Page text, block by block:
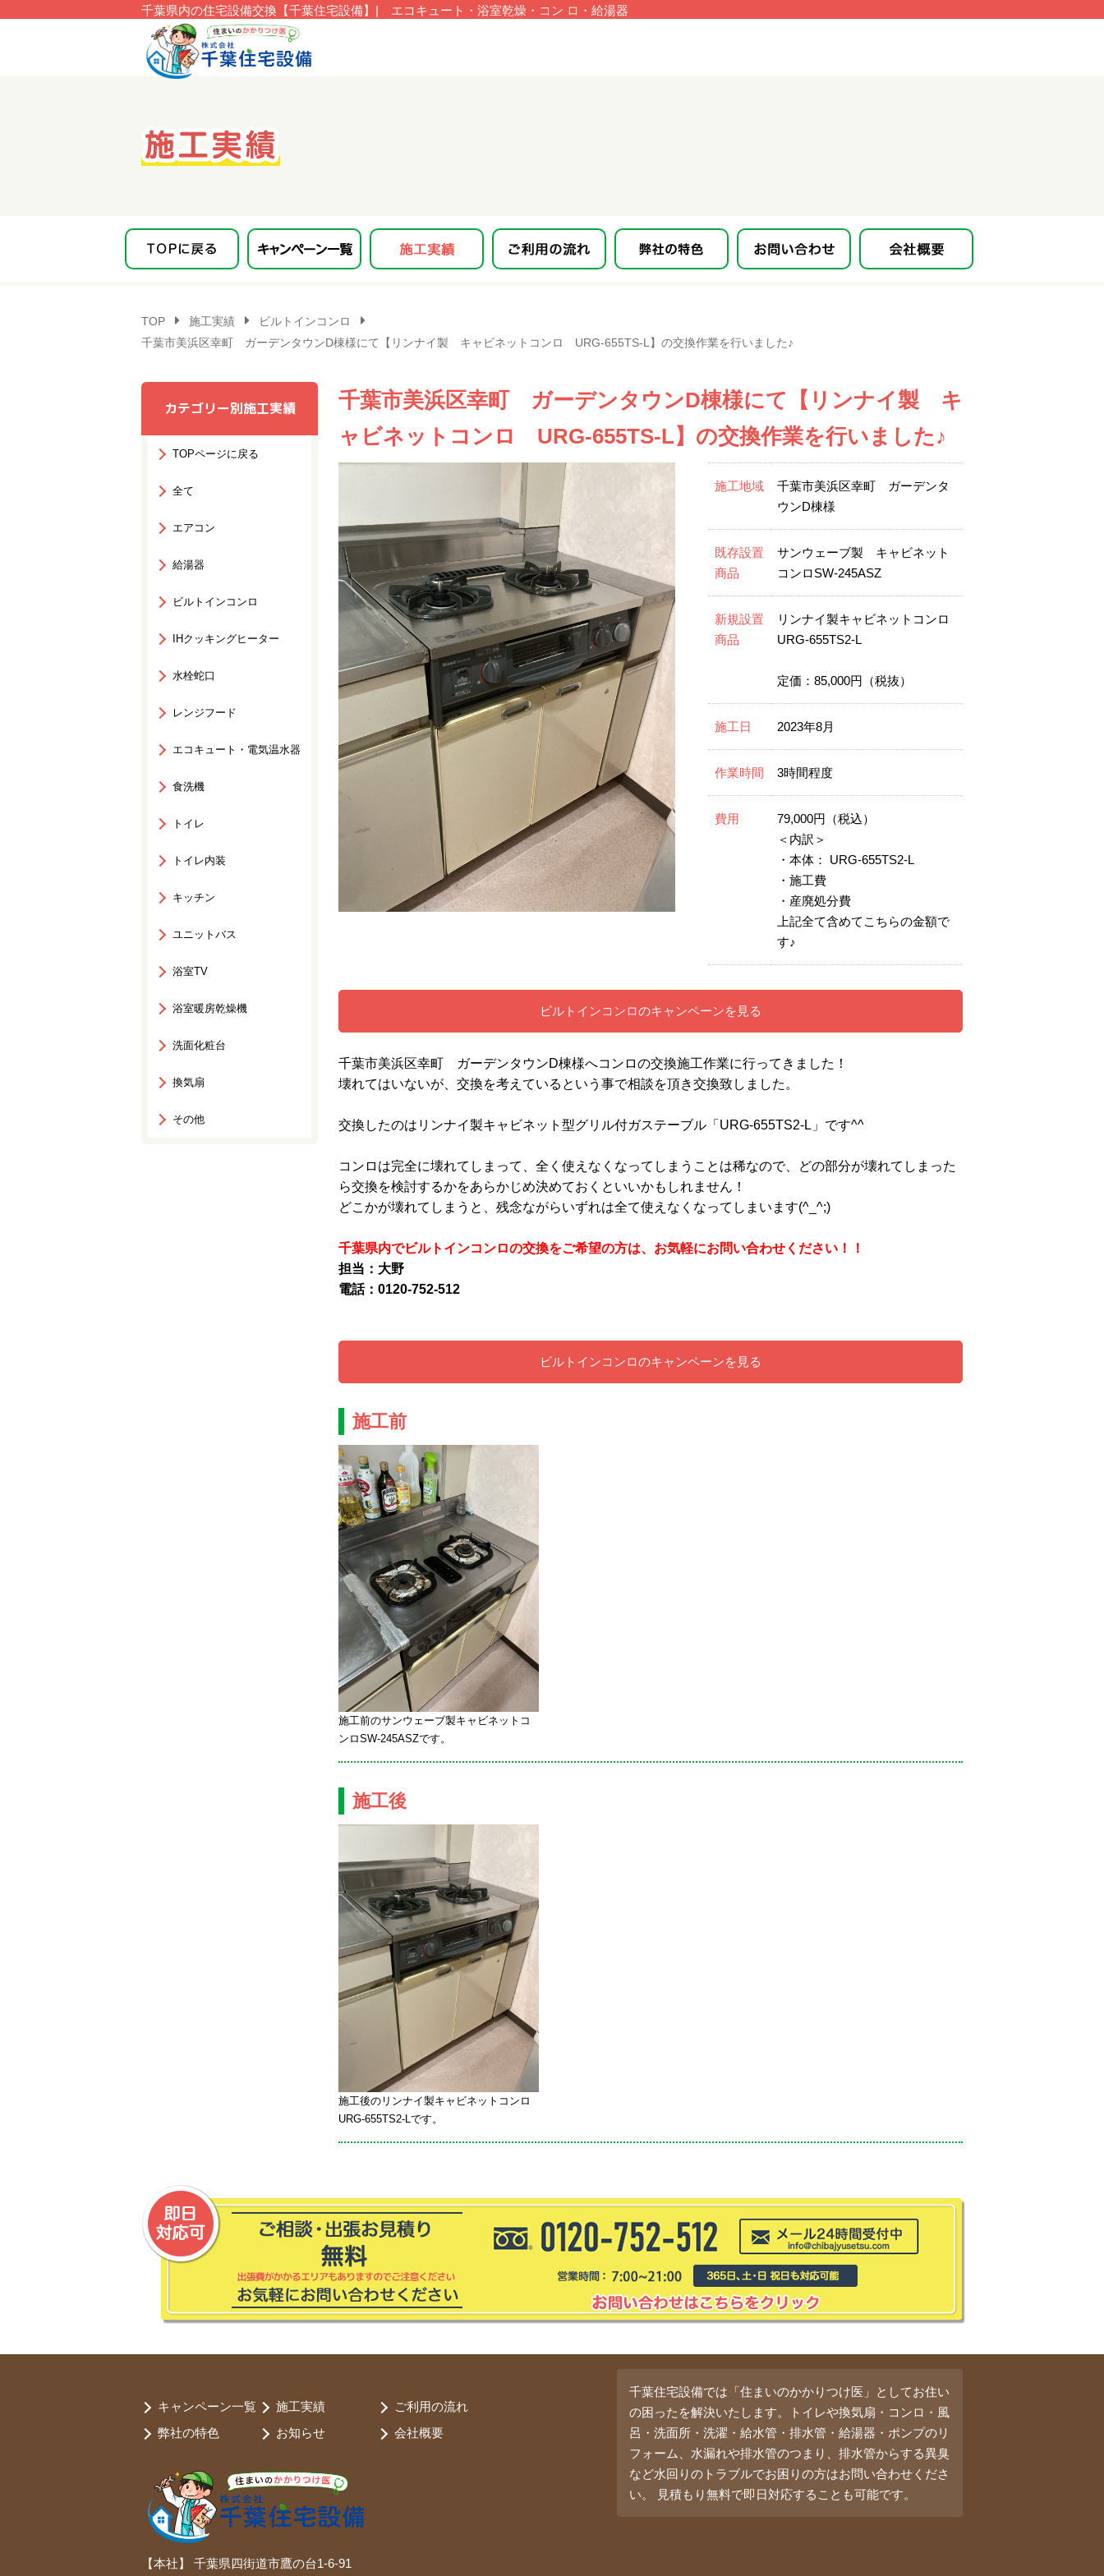
千葉県内の住宅設備交換【千葉住宅設備】| エコキュート・浴室乾燥・コン ロ・給湯器
TOP 施工実績
ビルトインコンロ
千葉市美浜区幸町 ガーデンタウンD棟様にて【リンナイ製 キャビネットコンロ URG-655TS-L】の交換作業を行いました♪
カテゴリー別施工実績
TOPページに戻る
全て
エアコン
給湯器
ビルトインコンロ
IHクッキングヒーター
水栓蛇口
レンジフード
エコキュート・電気温水器
食洗機
トイレ
トイレ内装
キッチン
ユニットバス
浴室TV
浴室暖房乾燥機
洗面化粧台
換気扇
その他
千葉市美浜区幸町 ガーデンタウンD棟様にて【リンナイ製 キ
ャビネットコンロ URG-655TS-L】の交換作業を行いました♪
施工地域
千葉市美浜区幸町 ガーデンタ
ウンD棟様
既存設置
商品
サンウェーブ製 キャビネット
コンロSW-245ASZ
新規設置
商品
リンナイ製キャビネットコンロ
URG-655TS2-L
定価：85,000円（税抜）
施工日 2023年8月
作業時間 3時間程度
費用
79,000円（税込）
＜内訳＞
・本体： URG-655TS2-L
・施工費
・産廃処分費
上記全て含めてこちらの金額で
す♪
ビルトインコンロのキャンペーンを見る
千葉市美浜区幸町 ガーデンタウンD棟様へコンロの交換施工作業に行ってきました！
壊れてはいないが、交換を考えているという事で相談を頂き交換致しました。
交換したのはリンナイ製キャビネット型グリル付ガステーブル「URG-655TS2-L」です^^
コンロは完全に壊れてしまって、全く使えなくなってしまうことは稀なので、どの部分が壊れてしまった
ら交換を検討するかをあらかじめ決めておくといいかもしれません！
どこかが壊れてしまうと、残念ながらいずれは全て使えなくなってしまいます(^_^;)
千葉県内でビルトインコンロの交換をご希望の方は、お気軽にお問い合わせください！！
担当：大野
電話：0120-752-512
ビルトインコンロのキャンペーンを見る
施工前
施工前のサンウェーブ製キャビネットコ
ンロSW-245ASZです。
施工後
施工後のリンナイ製キャビネットコンロ
URG-655TS2-Lです。
千葉住宅設備では「住まいのかかりつけ医」としてお住い
の困ったを解決いたします。トイレや換気扇・コンロ・風
呂・洗面所・洗濯・給水管・排水管・給湯器・ポンプのリ
フォーム、水漏れや排水管のつまり、排水管からする異臭
など水回りのトラブルでお困りの方はお問い合わせくださ
い。 見積もり無料で即日対応することも可能です。
キャンペーン一覧 施工実績
ご利用の流れ
弊社の特色
お知らせ 会社概要
【本社】 千葉県四街道市鷹の台1-6-91